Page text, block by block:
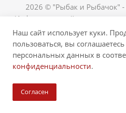
2026 © "Рыбак и Рыбачок" -
Информация сайта защищена
правах. Индивидуальный
Сергей Юрьевич. ИНН
Наш сайт использует куки.
пользоваться, вы
персональных данных в
конфиденциальности.
Согласен